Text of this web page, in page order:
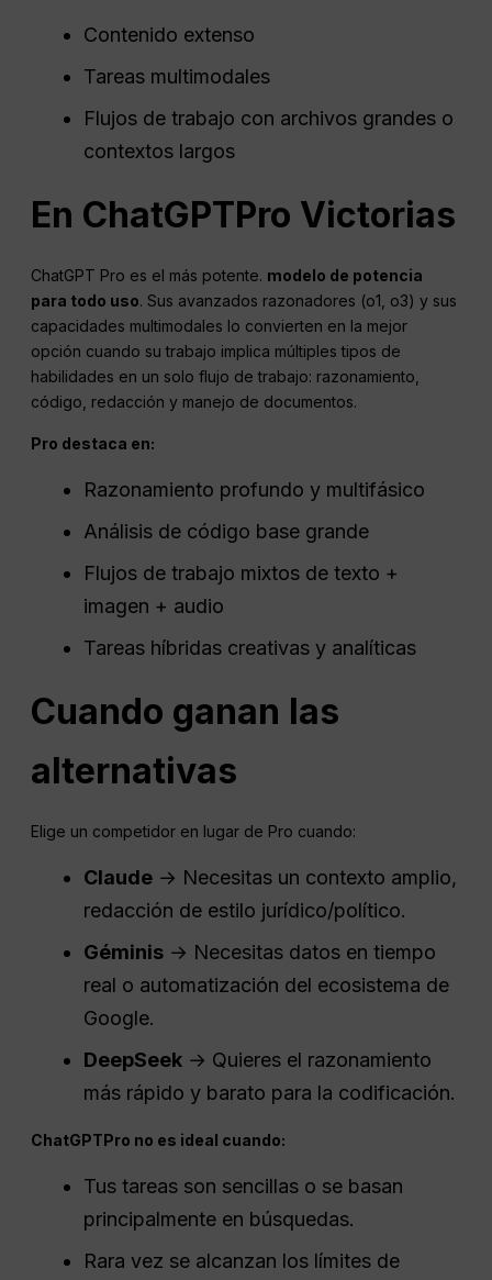
Contenido extenso
Tareas multimodales
Flujos de trabajo con archivos grandes o
contextos largos
En ChatGPTPro Victorias
ChatGPT Pro es el más potente. modelo de potencia
para todo uso. Sus avanzados razonadores (o1, o3) y sus
capacidades multimodales lo convierten en la mejor
opción cuando su trabajo implica múltiples tipos de
habilidades en un solo flujo de trabajo: razonamiento,
código, redacción y manejo de documentos.
Pro destaca en:
Razonamiento profundo y multifásico
Análisis de código base grande
Flujos de trabajo mixtos de texto +
imagen + audio
Tareas híbridas creativas y analíticas
Cuando ganan las
alternativas
Elige un competidor en lugar de Pro cuando:
Claude → Necesitas un contexto amplio,
redacción de estilo jurídico/político.
Géminis → Necesitas datos en tiempo
real o automatización del ecosistema de
Google.
DeepSeek → Quieres el razonamiento
más rápido y barato para la codificación.
ChatGPTPro no es ideal cuando:
Tus tareas son sencillas o se basan
principalmente en búsquedas.
Rara vez se alcanzan los límites de